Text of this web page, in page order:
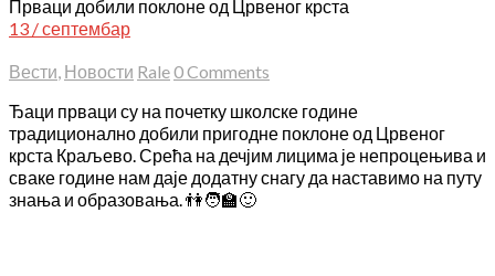
Прваци добили поклоне од Црвеног крста
13 / септембар
Вести, Новости Rale0 Comments
Ђаци прваци су на почетку школске године
традиционално добили пригодне поклоне од Црвеног
крста Краљево.Срећа на дечјим лицима је непроцењива и
сваке године нам даје додатну снагу да наставимо на путу
знања и образовања. 👫🧑‍🏫🙂